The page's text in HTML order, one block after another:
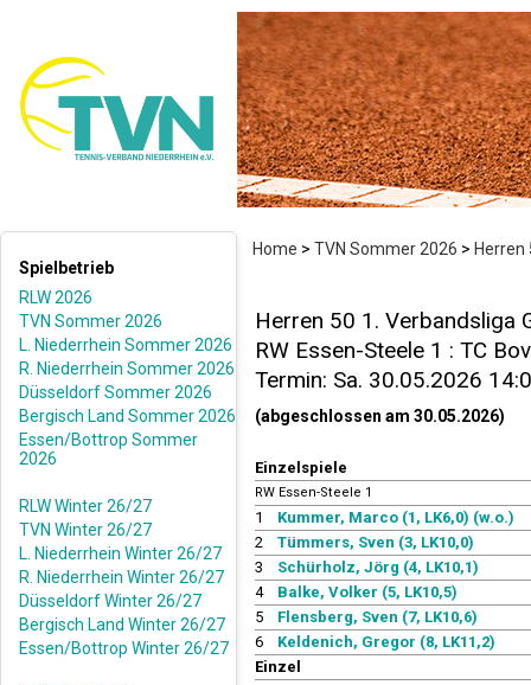
Home > TVN Sommer 2026 > Herren
Spielbetrieb
RLW 2026
TVN Sommer 2026
L. Niederrhein Sommer 2026
R. Niederrhein Sommer 2026
Düsseldorf Sommer 2026
Bergisch Land Sommer 2026
Essen/Bottrop Sommer
2026
RLW Winter 26/27
TVN Winter 26/27
L. Niederrhein Winter 26/27
R. Niederrhein Winter 26/27
Düsseldorf Winter 26/27
Bergisch Land Winter 26/27
Essen/Bottrop Winter 26/27
Herren 50 1. Verbandsliga
RW Essen-Steele 1 : TC
Termin: Sa. 30.05.2026
(abgeschlossen am 30.05.2026)
Einzelspiele
RW Essen-Steele 1
1
Kummer, Marco (1, LK6,0) (w.o.)
2
Tümmers, Sven (3, LK10,0)
3
Schürholz, Jörg (4, LK10,1)
4
Balke, Volker (5, LK10,5)
5
Flensberg, Sven (7, LK10,6)
6
Keldenich, Gregor (8, LK11,2)
Einzel